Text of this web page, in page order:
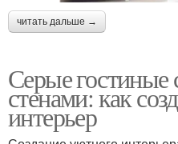
читать дальше →
Серые гостиные
стенами: как
интерьер